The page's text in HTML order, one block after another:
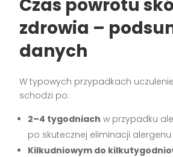
Czas powrotu
zdrowia –
danych
W typowych przypadkach
schodzi po:
2–4 tygodniach w przypadku
po skutecznej eliminacji
Kilkudniowym do